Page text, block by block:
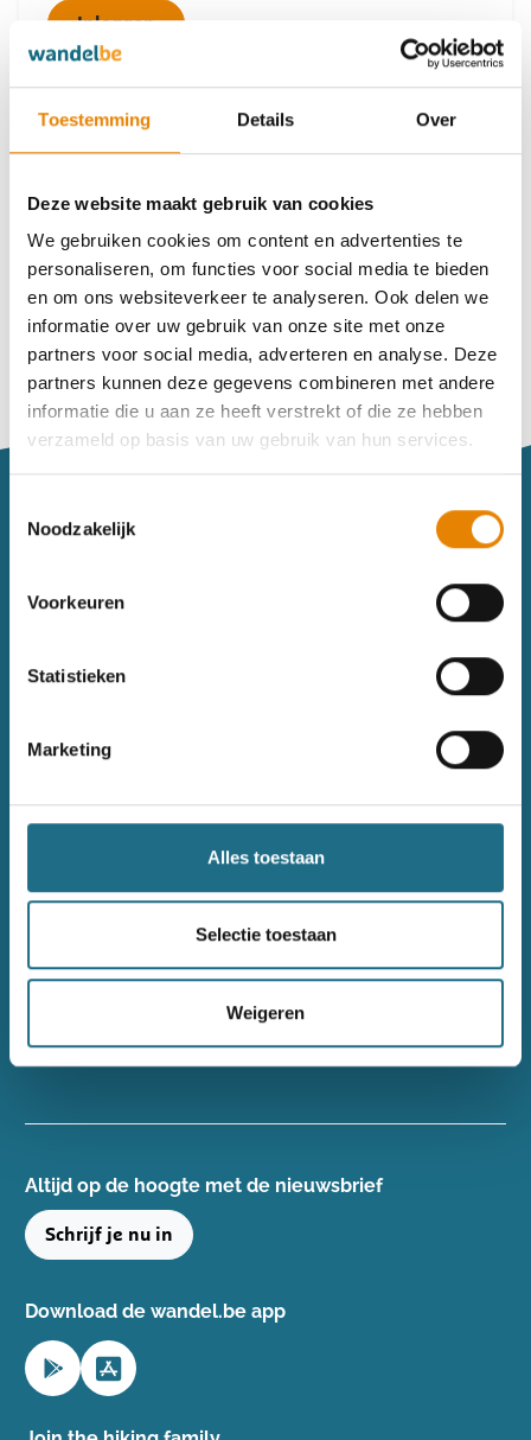
Toestemming Details Over
Deze website maakt gebruik van cookies
We gebruiken cookies om content en advertenties te
personaliseren, om functies voor social media te bieden
en om ons websiteverkeer te analyseren. Ook delen we
informatie over uw gebruik van onze site met onze
partners voor social media, adverteren en analyse. Deze
partners kunnen deze gegevens combineren met andere
informatie die u aan ze heeft verstrekt of die ze hebben
verzameld op basis van uw gebruik van hun services.
Noodzakelijk
Voorkeuren
Statistieken
Marketing
Alles toestaan
Selectie toestaan
Weigeren
Heb je nog geen account?
Maak dan een nieuw account aan
Maak een nieuw account aan
Vind je je weg niet goed in het wandeldagboek?
Raadpleeg dan hier de handleiding.
Wandelinspiratie
Gezondheid
+32(0)50 40 51 40
info@wandelsport.be
BE 0643 481 073
Altijd op de hoogte ​met de nieuwsbrief
Schrijf je nu in
Download de wandel.be app